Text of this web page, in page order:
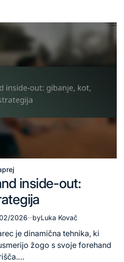
inside-out:
2026 byLuka Kovač
je dinamična tehnika, ki
žogo s svoje forehand